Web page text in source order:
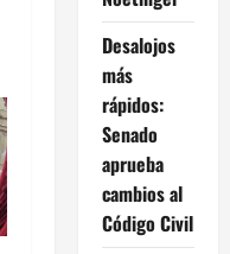
Desalojos
más
rápidos:
Senado
aprueba
cambios al
Código Civil